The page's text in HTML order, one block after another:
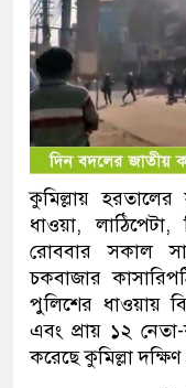
কুমিল্লায়
ধাওয়া, লাঠিপেটা,
রোববার সকাল
চকবাজার
পুলিশের ধাওয়ায়
এবং প্রায় ১২
করেছে কুমিল্লা